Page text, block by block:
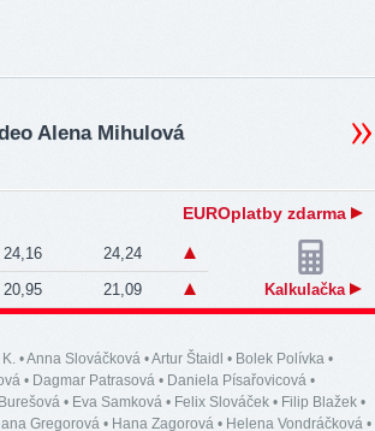
Alena Mihulová
EUROplatby zdarma
24,16 24,24
20,95 21,09 Kalkulačka
•Anna Slováčková •Artur Štaidl • Bolek Polívka •
• Dagmar Patrasová • Daniela Písařovicová •
• Eva Samková • Felix Slováček • Filip Blažek •
Gregorová • Hana Zagorová • Helena Vondráčková •